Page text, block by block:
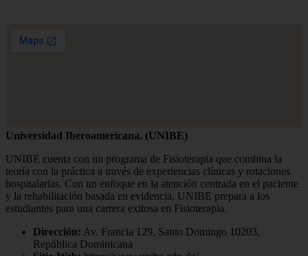
Universidad Iberoamericana. (UNIBE)
UNIBE cuenta con un programa de Fisioterapia que combina la
teoría con la práctica a través de experiencias clínicas y rotaciones
hospitalarias. Con un enfoque en la atención centrada en el paciente
y la rehabilitación basada en evidencia, UNIBE prepara a los
estudiantes para una carrera exitosa en Fisioterapia.
Dirección: Av. Francia 129, Santo Domingo 10203,
República Dominicana